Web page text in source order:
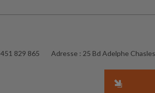
451 829 865 Adresse : 25 Bd Adelphe